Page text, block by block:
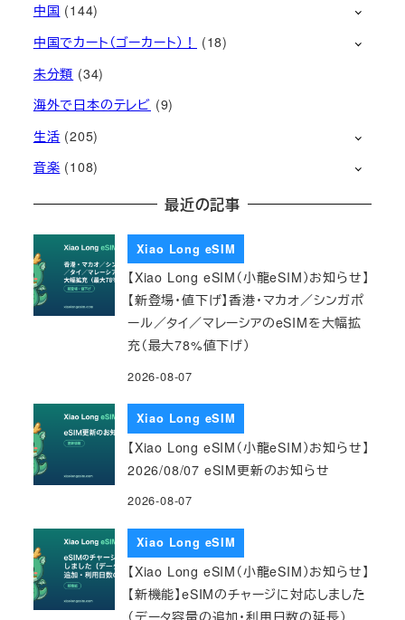
中国 (144)
中国でカート（ゴーカート）！
(18)
未分類 (34)
海外で日本のテレビ (9)
生活 (205)
音楽 (108)
最近の記事
Xiao Long eSIM
【Xiao Long eSIM（小龍eSIM）お知らせ】
【新登場・値下げ】香港・マカオ／シンガポ
ール／タイ／マレーシアのeSIMを大幅拡
充（最大78%値下げ）
2026-08-07
Xiao Long eSIM
【Xiao Long eSIM（小龍eSIM）お知らせ】
2026/08/07 eSIM更新のお知らせ
2026-08-07
Xiao Long eSIM
【Xiao Long eSIM（小龍eSIM）お知らせ】
【新機能】eSIMのチャージに対応しました